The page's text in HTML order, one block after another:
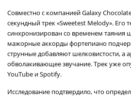
Совместно с компанией Galaxy
секундный трек «Sweetest Melody». Его
синхронизирован со временем таяния
мажорные аккорды фортепиано
струнные добавляют шелковистости, а
обволакивающее звучание. Трек уже
YouTube и Spotify.
Исследование подтвердило, что